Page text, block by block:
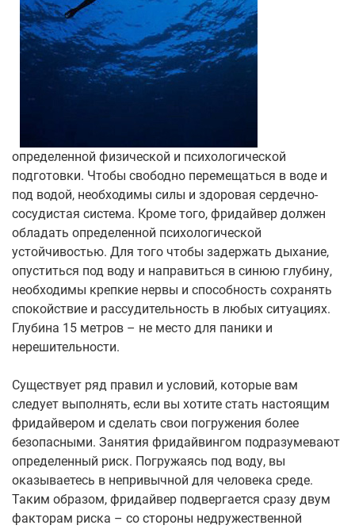
определенной физической и психологической
подготовки. Чтобы свободно перемещаться в воде и
под водой, необходимы силы и здоровая сердечно-
сосудистая система. Кроме того, фридайвер должен
обладать определенной психологической
устойчивостью. Для того чтобы задержать дыхание,
опуститься под воду и направиться в синюю глубину,
необходимы крепкие нервы и способность сохранять
спокойствие и рассудительность в любых ситуациях.
Глубина 15 метров – не место для паники и
нерешительности.
Существует ряд правил и условий, которые вам
следует выполнять, если вы хотите стать настоящим
фридайвером и сделать свои погружения более
безопасными. Занятия фридайвингом подразумевают
определенный риск. Погружаясь под воду, вы
оказываетесь в непривычной для человека среде.
Таким образом, фридайвер подвергается сразу двум
факторам риска – со стороны недружественной